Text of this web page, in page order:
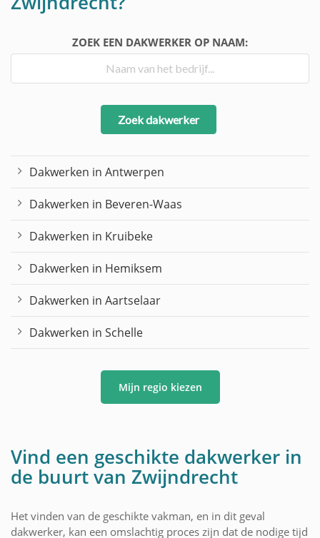
ZOEK EEN DAKWERKER OP NAAM:
Zoek dakwerker
Dakwerken in Antwerpen
Dakwerken in Beveren-Waas
Dakwerken in Kruibeke
Dakwerken in Hemiksem
Dakwerken in Aartselaar
Dakwerken in Schelle
Mijn regio kiezen
Vind een geschikte dakwerker in
de buurt van Zwijndrecht
Het vinden van de geschikte vakman, en in dit geval
dakwerker, kan een omslachtig proces zijn dat de nodige tijd